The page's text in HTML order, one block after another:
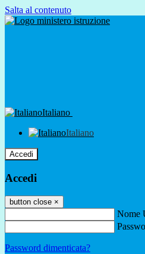
Salta al contenuto
Italiano
Italiano
Accedi
Accedi
button close ×
Nome
Password dimenticata?